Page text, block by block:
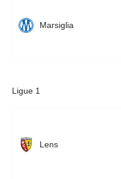
Marsiglia
Ligue 1
Lens